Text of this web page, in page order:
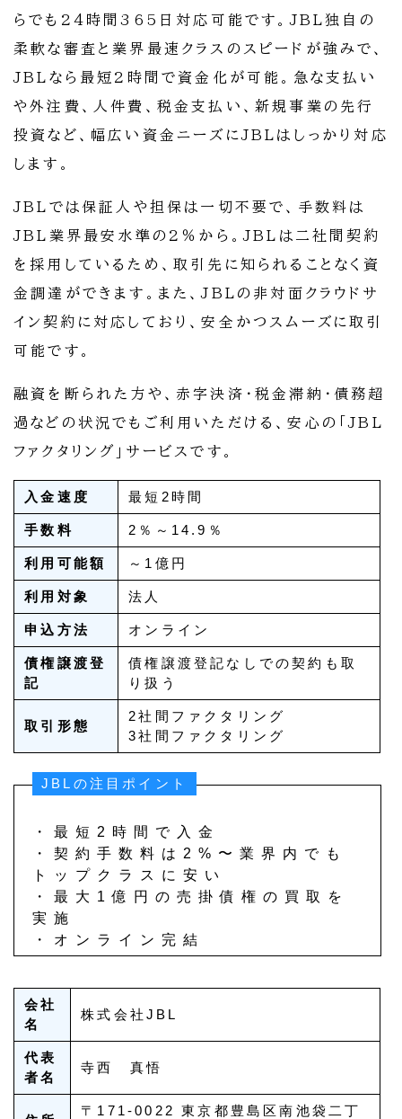
らでも24時間365日対応可能です。JBL独自の
柔軟な審査と業界最速クラスのスピードが強みで、
JBLなら最短2時間で資金化が可能。急な支払い
や外注費、人件費、税金支払い、新規事業の先行
投資など、幅広い資金ニーズにJBLはしっかり対応
します。
JBLでは保証人や担保は一切不要で、手数料は
JBL業界最安水準の2％から。JBLは二社間契約
を採用しているため、取引先に知られることなく資
金調達ができます。また、JBLの非対面クラウドサ
イン契約に対応しており、安全かつスムーズに取引
可能です。
融資を断られた方や、赤字決済・税金滞納・債務超
過などの状況でもご利用いただける、安心の「JBL
ファクタリング」サービスです。
入金速度 最短2時間
手数料 2％～14.9％
利用可能額 ～1億円
利用対象 法人
申込方法 オンライン
債権譲渡登
記
債権譲渡登記なしでの契約も取
り扱う
取引形態
2社間ファクタリング
3社間ファクタリング
JBLの注目ポイント
・最短2時間で入金
・契約手数料は2%〜業界内でも
トップクラスに安い
・最大1億円の売掛債権の買取を
実施
・オンライン完結
会社
名
株式会社JBL
代表
者名
寺西 真悟
〒171-0022 東京都豊島区南池袋二丁